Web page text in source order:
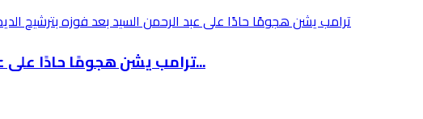
ترامب يشن هجومًا حادًا على عبد الرحمن السيد ب...